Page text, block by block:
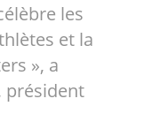
les
et la
», a
président